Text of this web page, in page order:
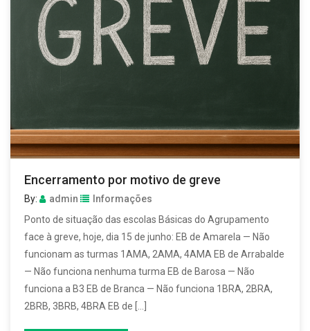
Encerramento por motivo de greve
By: admin
Informações
Ponto de situação das escolas Básicas do Agrupamento
face à greve, hoje, dia 15 de junho: EB de Amarela — Não
funcionam as turmas 1AMA, 2AMA, 4AMA EB de Arrabalde
— Não funciona nenhuma turma EB de Barosa — Não
funciona a B3 EB de Branca — Não funciona 1BRA, 2BRA,
2BRB, 3BRB, 4BRA EB de […]